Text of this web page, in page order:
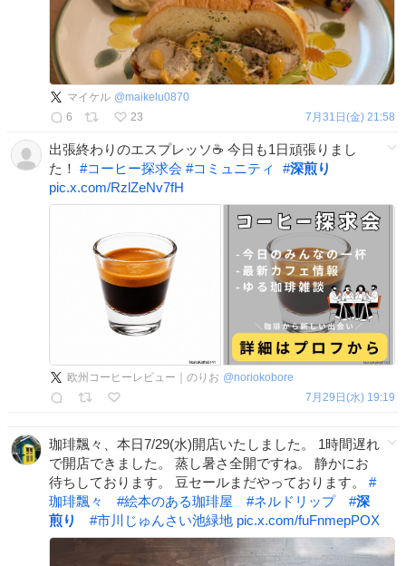
マイケル @maikelu0870
6
23 7月31日(金) 21:58
出張終わりのエスプレッソ☕️ 今日も1日頑張りまし
た！ #コーヒー探求会 #コミュニティ #深煎り
pic.x.com/RzlZeNv7fH
欧州コーヒーレビュー｜のりお @noriokobore
7月29日(水) 19:19
珈琲飄々、本日7/29(水)開店いたしました。 1時間遅れ
で開店できました。 蒸し暑さ全開ですね。 静かにお
待ちしております。 豆セールまだやっております。 #
珈琲飄々
#絵本のある珈琲屋 #ネルドリップ #深
煎り
#市川じゅんさい池緑地 pic.x.com/fuFnmepPOX